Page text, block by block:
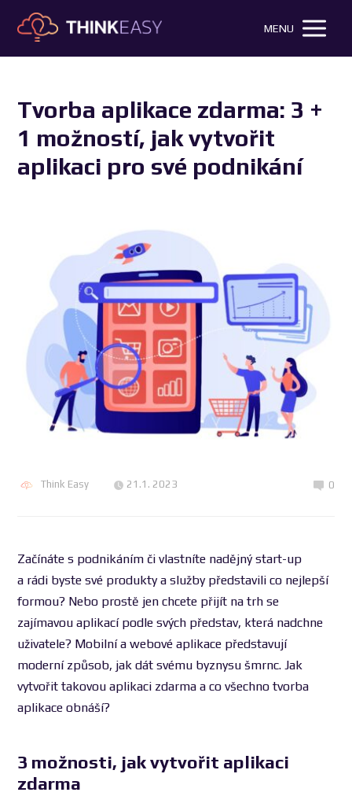
MENU
Tvorba aplikace zdarma: 3 +
1 možností, jak vytvořit
aplikaci pro své podnikání
Think Easy 21.1. 2023 0
Začínáte s podnikáním či vlastníte nadějný start-up
a rádi byste své produkty a služby představili co nejlepší
formou? Nebo prostě jen chcete přijít na trh se
zajímavou aplikací podle svých představ, která nadchne
uživatele? Mobilní a webové aplikace představují
moderní způsob, jak dát svému byznysu šmrnc. Jak
vytvořit takovou aplikaci zdarma a co všechno tvorba
aplikace obnáší?
3 možnosti, jak vytvořit aplikaci
zdarma